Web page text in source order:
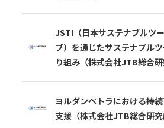
JSTI（日本サステナブルツ
ブ）を通じたサステナブル
り組み（株式会社JTB総合研
ヨルダンペトラにおける持
支援（株式会社JTB総合研究